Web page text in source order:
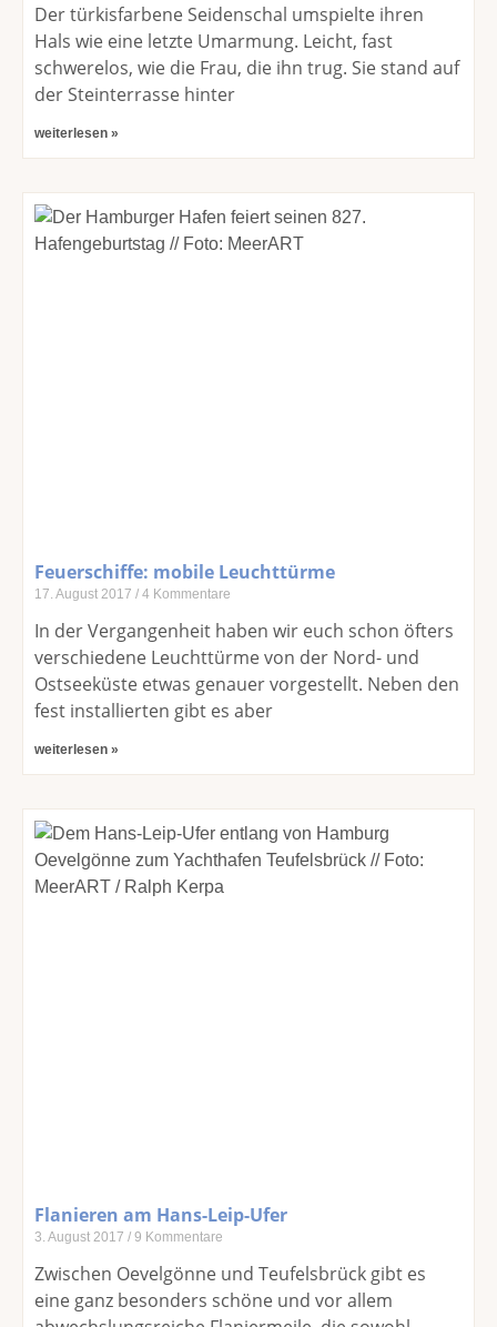
Der türkisfarbene Seidenschal umspielte ihren
Hals wie eine letzte Umarmung. Leicht, fast
schwerelos, wie die Frau, die ihn trug. Sie stand auf
der Steinterrasse hinter
weiterlesen »
Feuerschiffe: mobile Leuchttürme
17. August 2017 4 Kommentare
In der Vergangenheit haben wir euch schon öfters
verschiedene Leuchttürme von der Nord- und
Ostseeküste etwas genauer vorgestellt. Neben den
fest installierten gibt es aber
weiterlesen »
Flanieren am Hans-Leip-Ufer
3. August 2017 9 Kommentare
Zwischen Oevelgönne und Teufelsbrück gibt es
eine ganz besonders schöne und vor allem